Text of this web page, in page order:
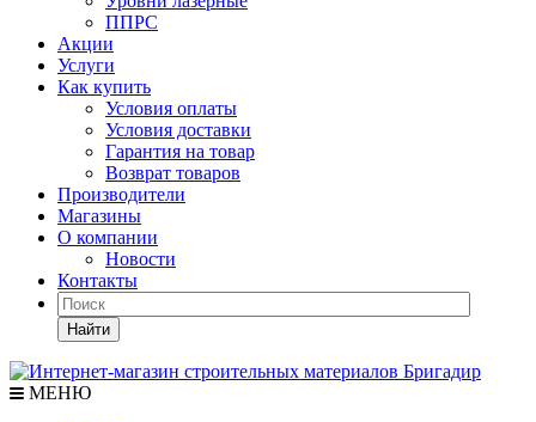
ППРС
Акции
Услуги
Как купить
Условия оплаты
Условия доставки
Гарантия на товар
Возврат товаров
Производители
Магазины
О компании
Новости
Контакты
Найти
МЕНЮ